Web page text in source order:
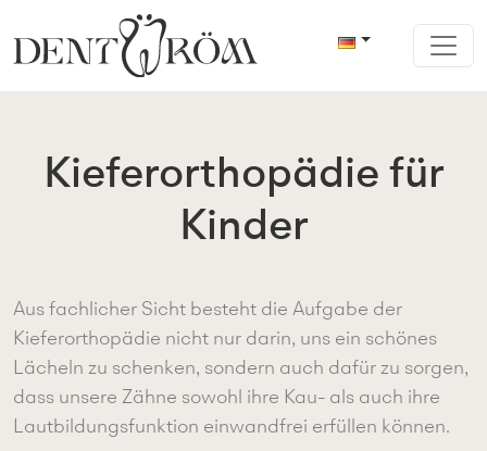
Kieferorthopädie für
Kinder
Aus fachlicher Sicht besteht die Aufgabe der
Kieferorthopädie nicht nur darin, uns ein schönes
Lächeln zu schenken, sondern auch dafür zu sorgen,
dass unsere Zähne sowohl ihre Kau- als auch ihre
Lautbildungsfunktion einwandfrei erfüllen können.